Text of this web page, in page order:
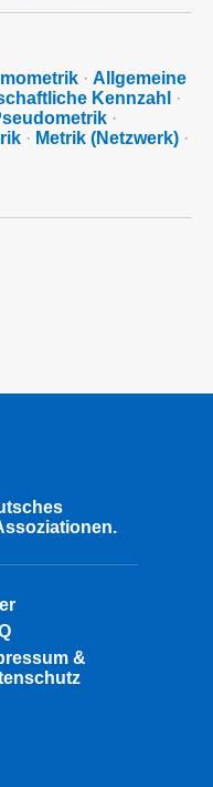
· Allgemeine
Kennzahl
·
·
· Metrik (Netzwerk) ·
&